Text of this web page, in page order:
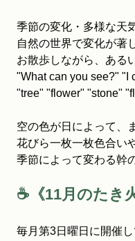
季節の変化・多様な天
自然の世界で変化が著
お散歩しながら、ある
"What can you see?" "I
"tree" "flower" "stone"
空の色が日によって、
花びら一枚一枚色合い
季節によって変わる幹
☕《11月のたき
毎月第3日曜日に開催